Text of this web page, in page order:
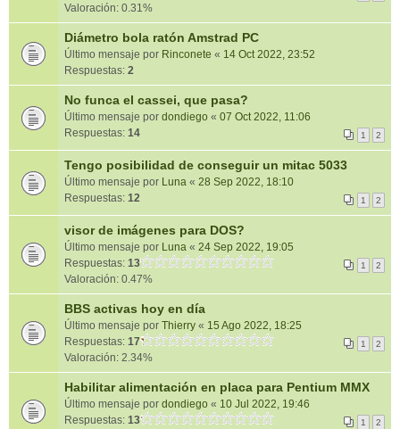
Valoración: 0.31%
Diámetro bola ratón Amstrad PC
Último mensaje por Rinconete « 14 Oct 2022, 23:52
Respuestas: 2
No funca el cassei, que pasa?
Último mensaje por dondiego « 07 Oct 2022, 11:06
Respuestas: 14 1 2
Tengo posibilidad de conseguir un mitac 5033
Último mensaje por Luna « 28 Sep 2022, 18:10
Respuestas: 12 1 2
visor de imágenes para DOS?
Último mensaje por Luna « 24 Sep 2022, 19:05
Respuestas: 13 1 2
Valoración: 0.47%
BBS activas hoy en día
Último mensaje por Thierry « 15 Ago 2022, 18:25
Respuestas: 17 1 2
Valoración: 2.34%
Habilitar alimentación en placa para Pentium MMX
Último mensaje por dondiego « 10 Jul 2022, 19:46
Respuestas: 13 1 2